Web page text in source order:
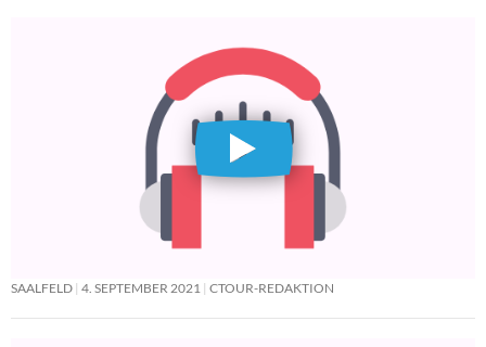
SAALFELD 4. SEPTEMBER 2021 CTOUR-REDAKTION